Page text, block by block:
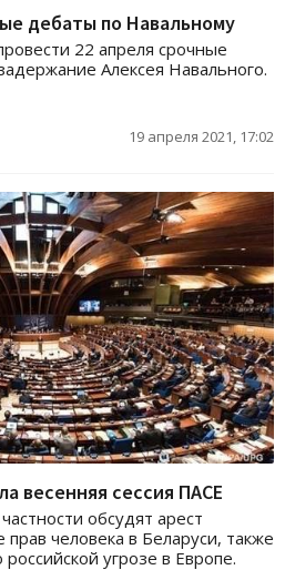
дебаты по Навальному
22 апреля срочные
Алексея Навального.
19 апреля 2021, 17:02
весенняя сессия ПАСЕ
обсудят арест
человека в Беларуси, также
угрозе в Европе.